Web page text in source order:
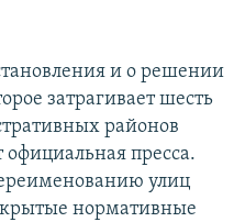
и о решении
затрагивает шесть
районов
пресса.
улиц
нормативные